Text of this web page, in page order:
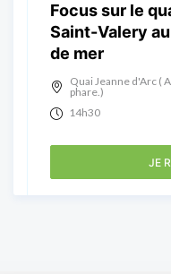
Focus sur le
Saint-Valery
de mer
Quai Jeanne d'Arc (
phare.)
14h30
JE